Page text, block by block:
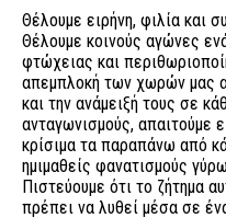
Θέλουμε ειρήνη, φιλία και
Θέλουμε κοινούς αγώνες
φτώχειας και
απεμπλοκή των χωρών μας
και την ανάμειξή τους σε
ανταγωνισμούς, απαιτούμε
κρίσιμα τα παραπάνω από
ημιμαθείς φανατισμούς
Πιστεύουμε ότι το ζήτημα
πρέπει να λυθεί μέσα σε